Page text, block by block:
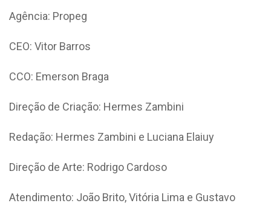
Agência: Propeg
CEO: Vitor Barros
CCO: Emerson Braga
Direção de Criação: Hermes Zambini
Redação: Hermes Zambini e Luciana Elaiuy
Direção de Arte: Rodrigo Cardoso
Atendimento: João Brito, Vitória Lima e Gustavo